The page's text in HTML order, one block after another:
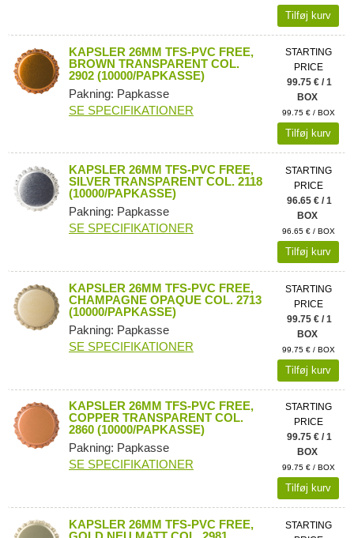
Tilføj kurv
KAPSLER 26MM TFS-PVC FREE,
BROWN TRANSPARENT COL.
2902 (10000/PAPKASSE)
Pakning: Papkasse
SE SPECIFIKATIONER
STARTING
PRICE
99.75 € / 1
BOX
99.75 € / BOX
Tilføj kurv
KAPSLER 26MM TFS-PVC FREE,
SILVER TRANSPARENT COL. 2118
(10000/PAPKASSE)
Pakning: Papkasse
SE SPECIFIKATIONER
STARTING
PRICE
96.65 € / 1
BOX
96.65 € / BOX
Tilføj kurv
KAPSLER 26MM TFS-PVC FREE,
CHAMPAGNE OPAQUE COL. 2713
(10000/PAPKASSE)
Pakning: Papkasse
SE SPECIFIKATIONER
STARTING
PRICE
99.75 € / 1
BOX
99.75 € / BOX
Tilføj kurv
KAPSLER 26MM TFS-PVC FREE,
COPPER TRANSPARENT COL.
2860 (10000/PAPKASSE)
Pakning: Papkasse
SE SPECIFIKATIONER
STARTING
PRICE
99.75 € / 1
BOX
99.75 € / BOX
Tilføj kurv
KAPSLER 26MM TFS-PVC FREE,
STARTING